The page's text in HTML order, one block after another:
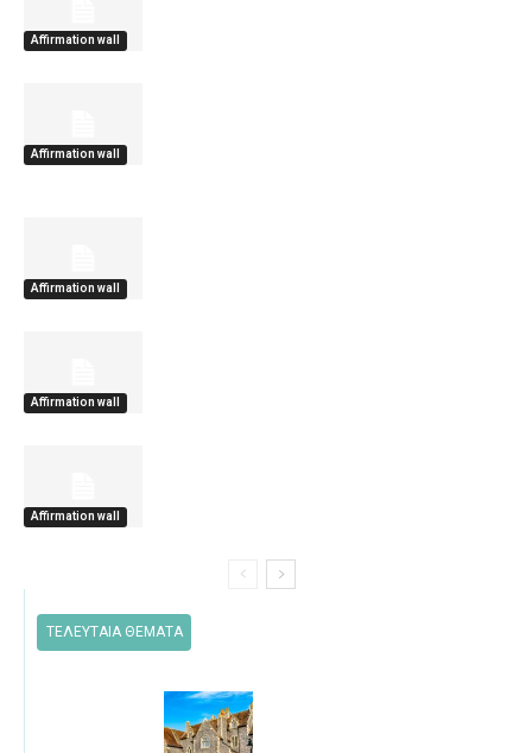
Affirmation wall
Affirmation wall
Affirmation wall
Affirmation wall
Affirmation wall
ΤΕΛΕΥΤΑΙΑ ΘΕΜΑΤΑ